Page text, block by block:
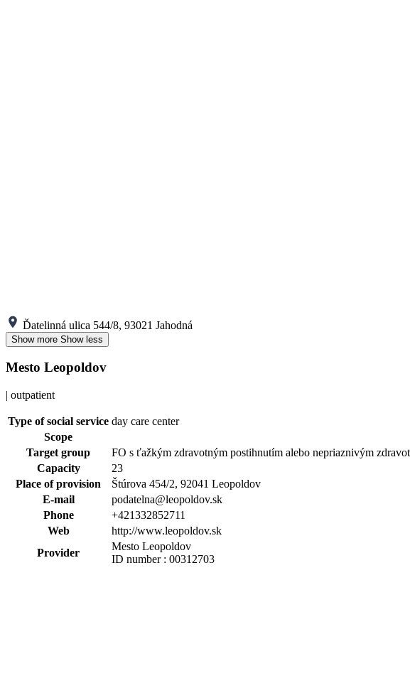
Ďatelinná ulica 544/8, 93021 Jahodná
Show more Show less
Mesto Leopoldov
| outpatient
Type of social service day care center
Scope
Target group
FO s ťažkým zdravotným postihnutím alebo nepriaznivým
Capacity
23
Place of provision
Štúrova 454/2, 92041 Leopoldov
E-mail
podatelna@leopoldov.sk
Phone
+421332852711
Web
http://www.leopoldov.sk
Provider
Mesto Leopoldov
ID number : 00312703